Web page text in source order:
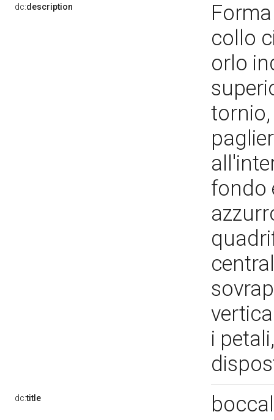
dc:description
collo
orlo
fondo
i
dc:title